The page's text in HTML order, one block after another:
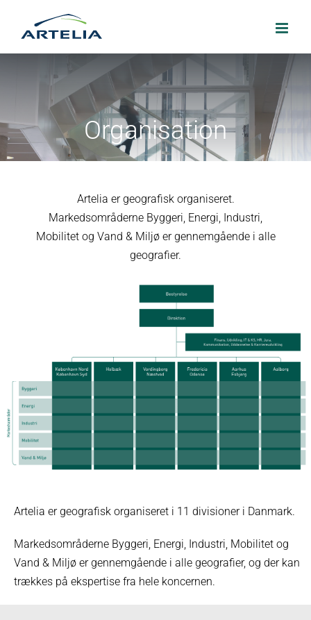
Organisation
Artelia er geografisk organiseret.
Markedsområderne Byggeri, Energi, Industri,
Mobilitet og Vand & Miljø er gennemgående i alle
geografier.
Artelia er geografisk organiseret i 11 divisioner i Danmark.
Markedsområderne Byggeri, Energi, Industri, Mobilitet og
Vand & Miljø er gennemgående i alle geografier, og der kan
trækkes på ekspertise fra hele koncernen.